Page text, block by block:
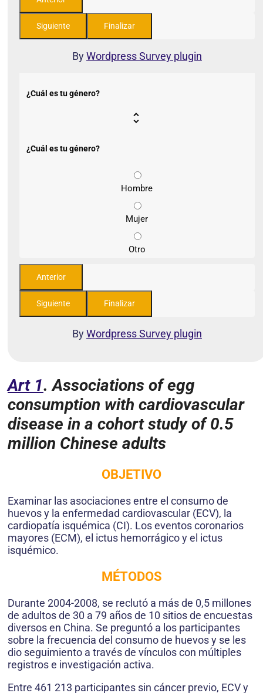
ByWordpress Survey plugin
¿Cuál es tu género?
¿Cuál es tu género?
Hombre
Mujer
Otro
ByWordpress Survey plugin
Art 1. Associations of egg
consumption with cardiovascular
disease in a cohort study of 0.5
million Chinese adults
OBJETIVO
Examinar las asociaciones entre el consumo de
huevos y la enfermedad cardiovascular (ECV), la
cardiopatía isquémica (CI). Los eventos coronarios
mayores (ECM), el ictus hemorrágico y el ictus
isquémico.
MÉTODOS
Durante 2004-2008, se reclutó a más de 0,5 millones
de adultos de 30 a 79 años de 10 sitios de encuestas
diversos en China. Se preguntó a los participantes
sobre la frecuencia del consumo de huevos y se les
dio seguimiento a través de vínculos con múltiples
registros e investigación activa.
Entre 461 213 participantes sin cáncer previo, ECV y